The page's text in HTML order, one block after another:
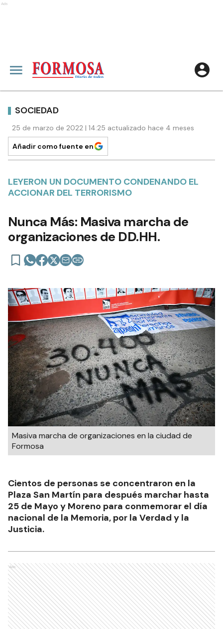
Ads
SOCIEDAD
25 de marzo de 2022 | 14:25 actualizado hace 4 meses
Añadir como fuente en
LEYERON UN DOCUMENTO CONDENANDO EL
ACCIONAR DEL TERRORISMO
Nunca Más: Masiva marcha de
organizaciones de DD.HH.
Masiva marcha de organizaciones en la ciudad de
Formosa
Cientos de personas se concentraron en la
Plaza San Martín para después marchar hasta
25 de Mayo y Moreno para conmemorar el día
nacional de la Memoria, por la Verdad y la
Justicia.
Ads